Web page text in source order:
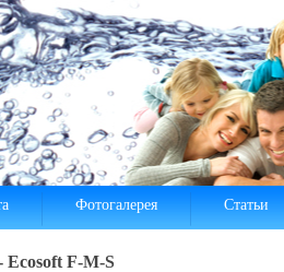
Фотогалерея Статьи
F-M-S